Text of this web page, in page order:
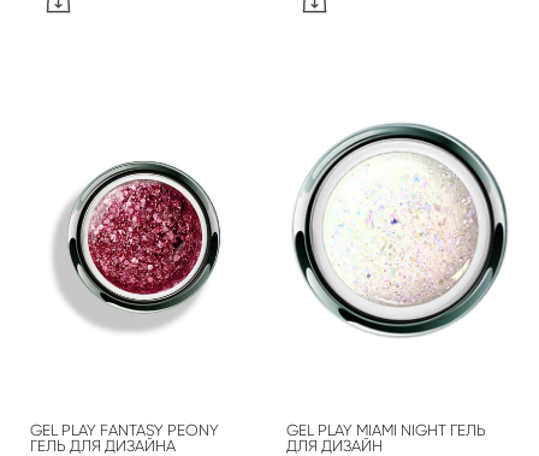
GEL PLAY FANTASY PEONY
ГЕЛЬ ДЛЯ ДИЗАЙНА
GEL PLAY MIAMI NIGHT ГЕЛЬ
ДЛЯ ДИЗАЙН